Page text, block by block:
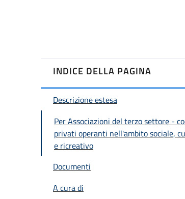
INDICE DELLA PAGINA
Descrizione estesa
Per Associazioni del terzo settore -
privati operanti nell'ambito sociale,
e ricreativo
Documenti
A cura di